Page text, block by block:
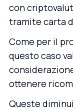
con
tramite carta
Come per il
questo caso
ottenere
Queste